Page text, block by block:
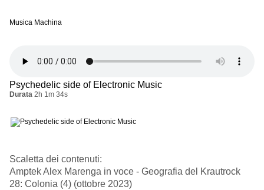
Musica Machina
Psychedelic side of Electronic Music
Durata 2h 1m 34s
Scaletta dei contenuti:
Amptek Alex Marenga in voce - Geografia del Krautrock
28: Colonia (4) (ottobre 2023)